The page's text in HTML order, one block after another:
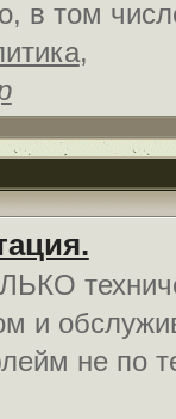
в том
,
и
не по